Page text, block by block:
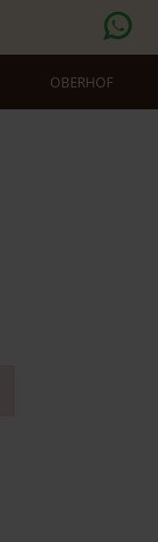
OBERHOF